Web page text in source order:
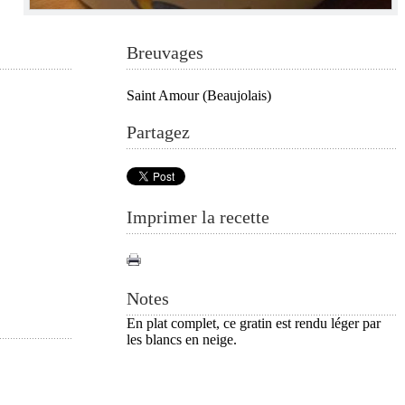
Breuvages
Saint Amour (Beaujolais)
Partagez
Imprimer la recette
Notes
En plat complet, ce gratin est rendu léger par
les blancs en neige.